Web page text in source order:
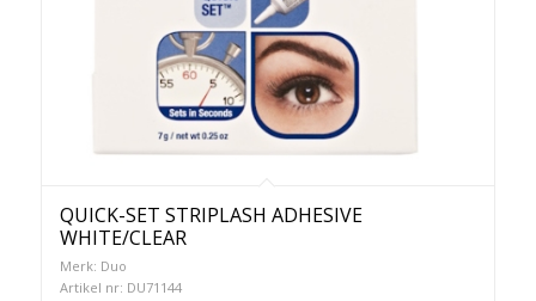
QUICK-SET STRIPLASH ADHESIVE
WHITE/CLEAR
Merk: Duo
Artikel nr: DU71144